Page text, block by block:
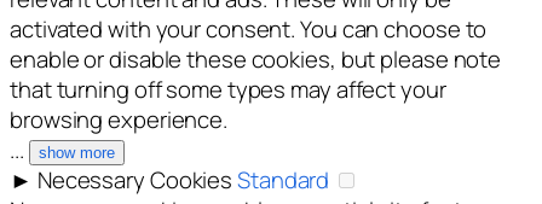
activated with your consent. You can choose to
enable or disable these cookies, but please note
that turning off some types may affect your
browsing experience.
...
show more
► Necessary CookiesStandard